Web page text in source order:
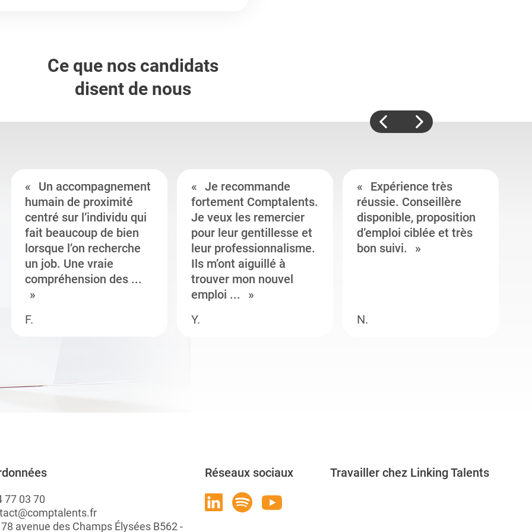
Ce que nos candidats
disent de nous
Un accompagnement
humain de proximité
centré sur l’individu qui
fait beaucoup de bien
lorsque l’on recherche
un job. Une vraie
compréhension des ...
F.
Je recommande
fortement Comptalents.
Je veux les remercier
pour leur gentillesse et
leur professionnalisme.
Ils m’ont aiguillé à
trouver mon nouvel
emploi ...
Y.
Expérience très
réussie. Conseillère
disponible, proposition
d’emploi ciblée et très
bon suivi.
N.
77 03 70
avenue des Champs Élysées B562 -
Réseaux sociaux Travailler chez Linking Talents